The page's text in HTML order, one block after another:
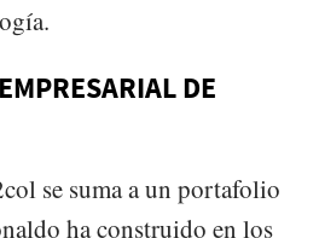
DE
se suma a un portafolio
ha construido en los